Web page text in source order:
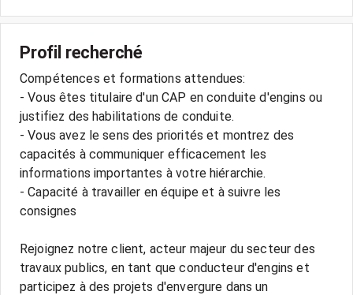
Profil recherché
Compétences et formations attendues:
- Vous êtes titulaire d'un CAP en conduite d'engins ou
justifiez des habilitations de conduite.
- Vous avez le sens des priorités et montrez des
capacités à communiquer efficacement les
informations importantes à votre hiérarchie.
- Capacité à travailler en équipe et à suivre les
consignes
Rejoignez notre client, acteur majeur du secteur des
travaux publics, en tant que conducteur d'engins et
participez à des projets d'envergure dans un